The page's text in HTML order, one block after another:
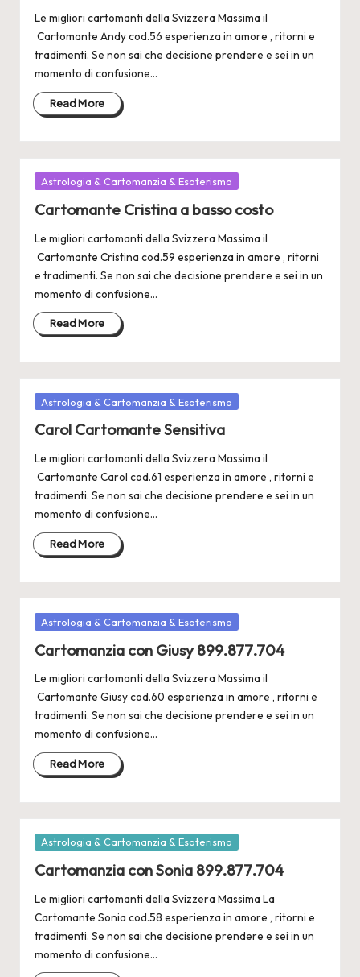
Le migliori cartomanti della Svizzera Massima il
Cartomante Andy cod.56 esperienza in amore , ritorni e
tradimenti. Se non sai che decisione prendere e sei in un
momento di confusione…
Read More
Posted
Astrologia & Cartomanzia & Esoterismo
Cartomante Cristina a basso costo
Le migliori cartomanti della Svizzera Massima il
Cartomante Cristina cod.59 esperienza in amore , ritorni
e tradimenti. Se non sai che decisione prendere e sei in un
momento di confusione…
Read More
Posted
Astrologia & Cartomanzia & Esoterismo
Carol Cartomante Sensitiva
Le migliori cartomanti della Svizzera Massima il
Cartomante Carol cod.61 esperienza in amore , ritorni e
tradimenti. Se non sai che decisione prendere e sei in un
momento di confusione…
Read More
Posted
Astrologia & Cartomanzia & Esoterismo
Cartomanzia con Giusy 899.877.704
Le migliori cartomanti della Svizzera Massima il
Cartomante Giusy cod.60 esperienza in amore , ritorni e
tradimenti. Se non sai che decisione prendere e sei in un
momento di confusione…
Read More
Posted
Astrologia & Cartomanzia & Esoterismo
Cartomanzia con Sonia 899.877.704
Le migliori cartomanti della Svizzera Massima La
Cartomante Sonia cod.58 esperienza in amore , ritorni e
tradimenti. Se non sai che decisione prendere e sei in un
momento di confusione…